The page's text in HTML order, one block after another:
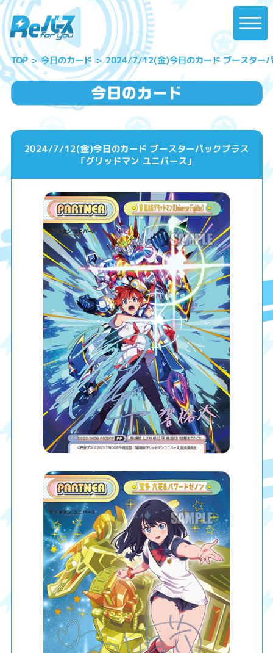
TOP 今日のカード 2024/7/12(金)今日のカード ブースター
2024/7/12(金)今日のカード ブースターパックプラス
「グリッドマン ユニバース」